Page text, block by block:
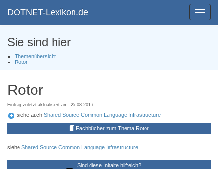
Toggle
DOTNET-Lexikon.de
Sie sind hier
Themenübersicht
Rotor
Rotor
Eintrag zuletzt aktualisiert am: 25.08.2016
siehe auch Shared Source Common Language Infrastructure
Fachbücher zum Thema Rotor
siehe Shared Source Common Language Infrastructure
Sind diese Inhalte hilfreich?